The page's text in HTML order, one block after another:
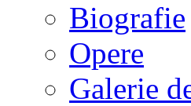
Biografie
Opere
Galerie